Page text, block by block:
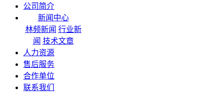
公司简介
新闻中心
林频新闻 行业新
闻 技术文章
人力资源
售后服务
合作单位
联系我们